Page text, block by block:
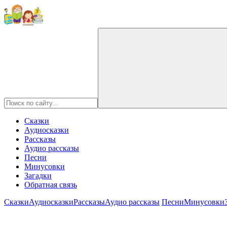
Сказки
Аудиосказки
Рассказы
Аудио рассказы
Песни
Минусовки
Загадки
Обратная связь
СказкиАудиосказкиРассказыАудио рассказы ПесниМинусовки